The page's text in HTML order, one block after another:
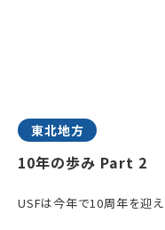
東北地方
10年の歩み Part 2
USFは今年で10周年を迎え